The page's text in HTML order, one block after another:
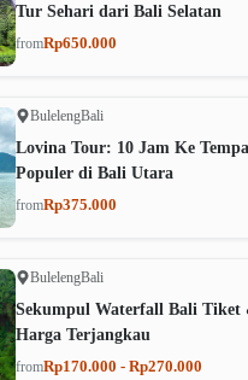
Tur Sehari dari Bali Selatan
fromRp650.000
BulelengBali
Lovina Tour: 10 Jam Ke
Populer di Bali Utara
fromRp375.000
BulelengBali
Sekumpul Waterfall Bali Tiket
Harga Terjangkau
fromRp170.000 - Rp270.000